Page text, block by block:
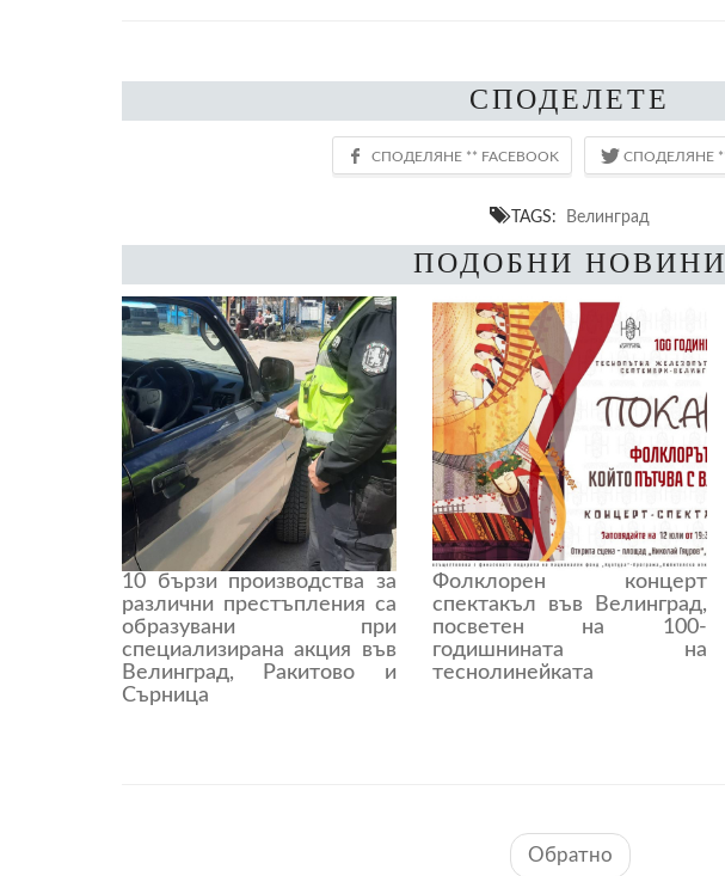
СПОДЕЛЕТЕ
TAGS: Велинград
ПОДОБНИ НОВИНИ
10 бързи производства за
различни престъпления са
образувани при
специализирана акция във
Велинград, Ракитово и
Сърница
Фолклорен концерт
спектакъл във Велинград,
посветен на 100-
годишнината на
теснолинейката
Обратно